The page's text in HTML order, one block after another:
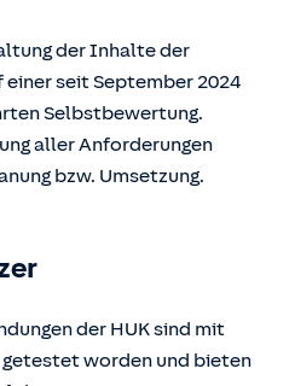
der Inhalte der
seit September 2024
Selbstbewertung.
aller Anforderungen
bzw. Umsetzung.
der HUK sind mit
worden und bieten